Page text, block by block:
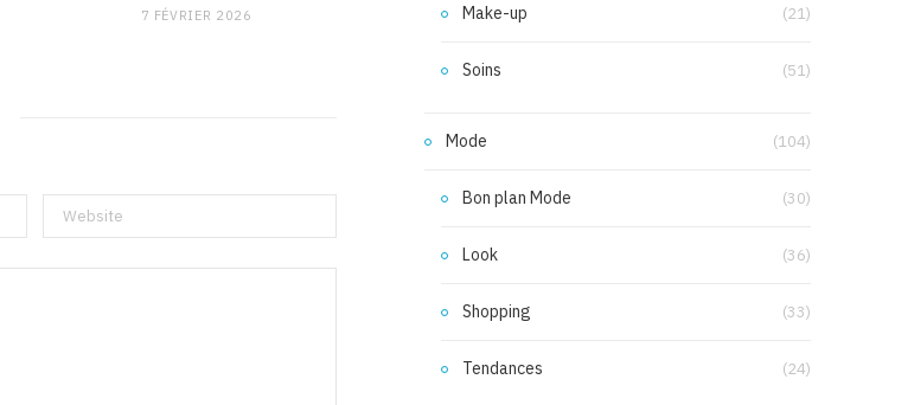
7 FÉVRIER 2026 Make-up (21)
Soins (51)
Mode (104)
Bon plan Mode (30)
Look (36)
Shopping (33)
Tendances (24)